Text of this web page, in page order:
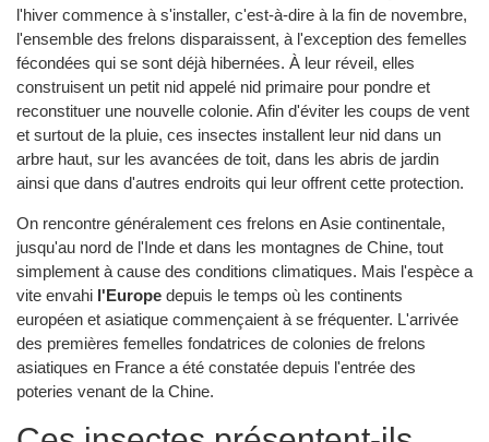
l'hiver commence à s'installer, c'est-à-dire à la fin de novembre,
l'ensemble des frelons disparaissent, à l'exception des femelles
fécondées qui se sont déjà hibernées. À leur réveil, elles
construisent un petit nid appelé nid primaire pour pondre et
reconstituer une nouvelle colonie. Afin d'éviter les coups de vent
et surtout de la pluie, ces insectes installent leur nid dans un
arbre haut, sur les avancées de toit, dans les abris de jardin
ainsi que dans d'autres endroits qui leur offrent cette protection.
On rencontre généralement ces frelons en Asie continentale,
jusqu'au nord de l'Inde et dans les montagnes de Chine, tout
simplement à cause des conditions climatiques. Mais l'espèce a
vite envahi l'Europe depuis le temps où les continents
européen et asiatique commençaient à se fréquenter. L'arrivée
des premières femelles fondatrices de colonies de frelons
asiatiques en France a été constatée depuis l'entrée des
poteries venant de la Chine.